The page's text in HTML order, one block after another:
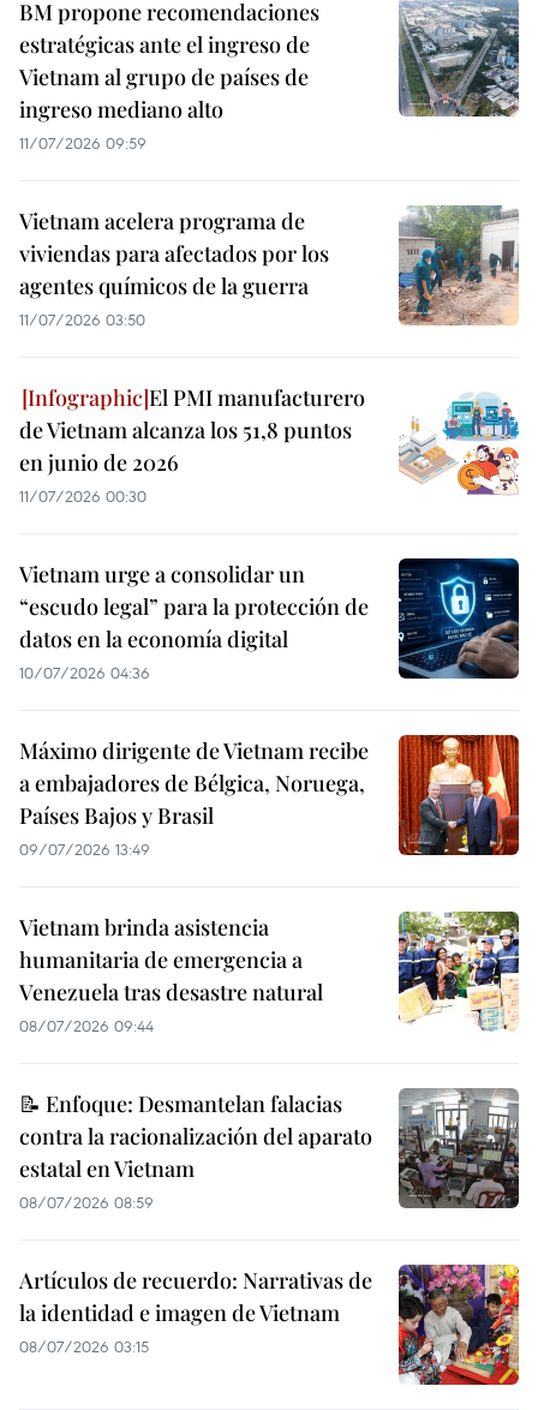
BM propone recomendaciones
estratégicas ante el ingreso de
Vietnam al grupo de países de
ingreso mediano alto
11/07/2026 09:59
Vietnam acelera programa de
viviendas para afectados por los
agentes químicos de la guerra
11/07/2026 03:50
El PMI manufacturero
de Vietnam alcanza los 51,8 puntos
en junio de 2026
11/07/2026 00:30
Vietnam urge a consolidar un
“escudo legal” para la protección de
datos en la economía digital
10/07/2026 04:36
Máximo dirigente de Vietnam recibe
a embajadores de Bélgica, Noruega,
Países Bajos y Brasil
09/07/2026 13:49
Vietnam brinda asistencia
humanitaria de emergencia a
Venezuela tras desastre natural
08/07/2026 09:44
📝 Enfoque: Desmantelan falacias
contra la racionalización del aparato
estatal en Vietnam
08/07/2026 08:59
Artículos de recuerdo: Narrativas de
la identidad e imagen de Vietnam
08/07/2026 03:15